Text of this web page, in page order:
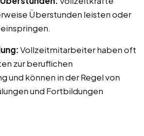
Überstunden leisten oder
Vollzeitmitarbeiter haben oft
zur beruflichen
und können in der Regel von
und Fortbildungen